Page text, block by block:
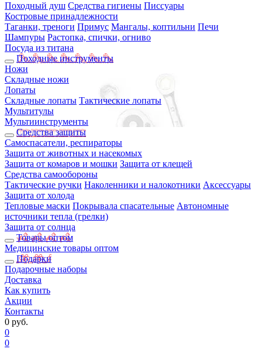
Походный душ Средства гигиены Писсуары
Костровые принадлежности
Таганки, треноги Примус Мангалы, коптильни Печи
Шампуры Растопка, спички, огниво
Посуда из титана
Походные инструменты
Ножи
Складные ножи
Лопаты
Складные лопаты Тактические лопаты
Мультитулы
Мультиинструменты
Средства защиты
Самоспасатели, респираторы
Защита от животных и насекомых
Защита от комаров и мошки Защита от клещей
Средства самообороны
Тактические ручки Наколенники и налокотники Аксессуары
Защита от холода
Тепловые маски Покрывала спасательные Автономные
источники тепла (грелки)
Защита от солнца
Товары оптом
Медицинские товары оптом
Подарки
Подарочные наборы
Доставка
Как купить
Акции
Контакты
0 руб.
0
0